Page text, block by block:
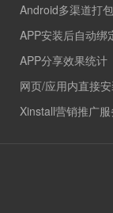
Android多渠道打包
APP安装后自动绑
APP分享效果统计
网页/应用内直接
Xinstall营销推广